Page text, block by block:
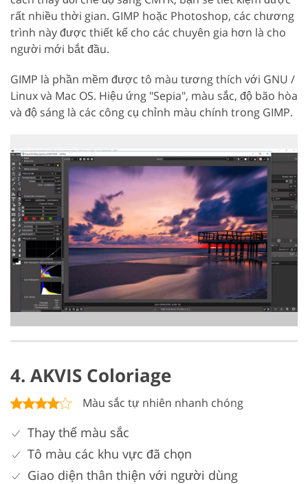
rất nhiều thời gian. GIMP hoặc Photoshop, các chương
trình này được thiết kế cho các chuyên gia hơn là cho
người mới bắt đầu.
GIMP là phần mềm được tô màu tương thích với GNU /
Linux và Mac OS. Hiệu ứng "Sepia", màu sắc, độ bão hòa
và độ sáng là các công cụ chỉnh màu chính trong GIMP.
4. AKVIS Coloriage
Màu sắc tự nhiên nhanh chóng
Thay thế màu sắc
Tô màu các khu vực đã chọn
Giao diện thân thiện với người dùng